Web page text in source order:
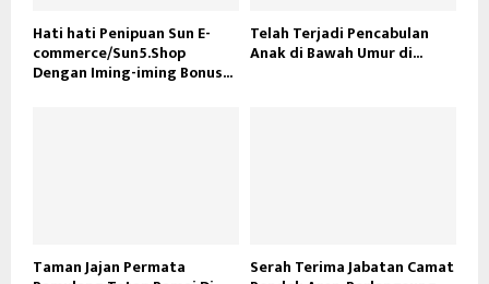
Hati hati Penipuan Sun E-
commerce/Sun5.Shop
Dengan Iming-iming Bonus...
Telah Terjadi Pencabulan
Anak di Bawah Umur di...
Taman Jajan Permata Serah Terima Jabatan Camat